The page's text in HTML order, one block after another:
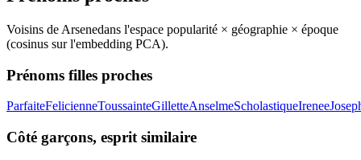
Voisins de Arsenedans l'espace popularité × géographie × époque
(cosinus sur l'embedding PCA).
Prénoms filles proches
ParfaiteFelicienneToussainteGilletteAnselmeScholastiqueIrenee
Côté garçons, esprit similaire